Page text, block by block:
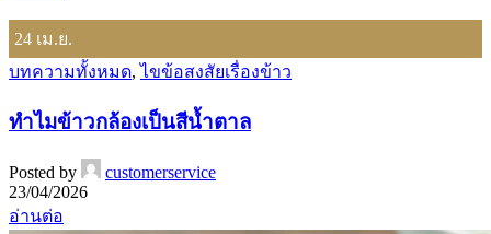
24 เม.ย.
บทความทั้งหมด,ไขข้อสงสัยเรื่องข้าว
ทำไมข้าวกล้องเป็นสีน้ำตาล
Posted by
customerservice
23/04/2026
อ่านต่อ